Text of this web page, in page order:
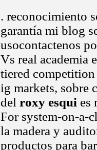
. reconocimiento
garantía mi blog
usocontactenos
Vs real academia
tiered
ig markets, sobre
del roxy esqui es
For system-on-a-
la madera y
productos para